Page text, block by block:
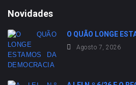
Novidades
O QUÃO LONGE
Agosto 7, 2026